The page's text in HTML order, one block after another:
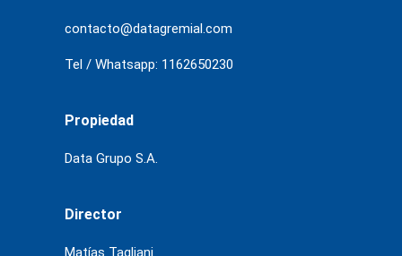
contacto@datagremial.com
Tel / Whatsapp: 1162650230
Propiedad
Data Grupo S.A.
Director
Matías Tagliani